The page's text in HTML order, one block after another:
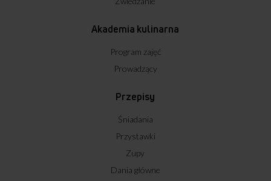
Akademia kulinarna
Program zajęć
Prowadzący
Przepisy
Śniadania
Przystawki
Zupy
Dania główne